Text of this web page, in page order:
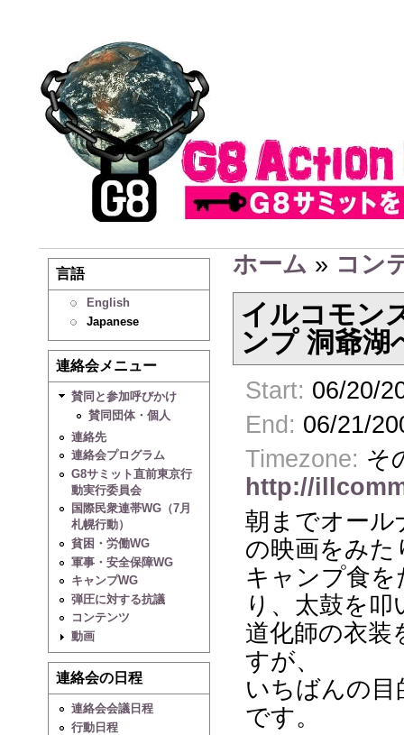
言語
English
Japanese
連絡会メニュー
賛同と参加呼びかけ
賛同団体・個人
連絡先
連絡会プログラム
G8サミット直前東京行
動実行委員会
国際民衆連帯WG（7月
札幌行動）
貧困・労働WG
軍事・安全保障WG
キャンプWG
弾圧に対する抗議
コンテンツ
動画
連絡会の日程
連絡会会議日程
行動日程
ホーム » コン
イルコモン
ンプ 洞爺湖
Start: 06/20/
End: 06/21/
Timezone: そ
http://
朝までオール
の映画をみた
キャンプ食
り、太鼓を叩
道化師の衣装
すが、
いちばんの
です。